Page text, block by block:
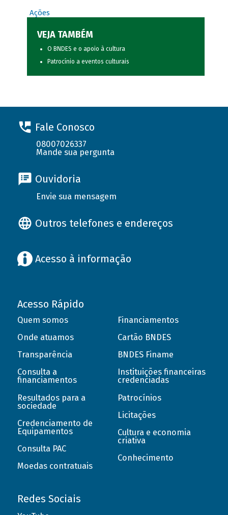
Ações
VEJA TAMBÉM
O BNDES e o apoio à cultura
Patrocínio a eventos culturais
Fale Conosco
08007026337
Mande sua pergunta
Ouvidoria
Envie sua mensagem
Outros telefones e endereços
Acesso à informação
Acesso Rápido
Quem somos
Onde atuamos
Transparência
Consulta a
financiamentos
Resultados para a
sociedade
Credenciamento de
Equipamentos
Consulta PAC
Moedas contratuais
Financiamentos
Cartão BNDES
BNDES Finame
Instituições financeiras
credenciadas
Patrocínios
Licitações
Cultura e economia
criativa
Conhecimento
Redes Sociais